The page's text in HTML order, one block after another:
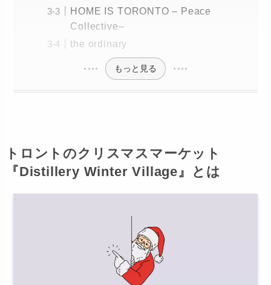
HOME IS TORONTO – Peace
Collective–
the ordinary
もっと見る
トロントのクリスマスマーケット
『Distillery Winter Village』とは